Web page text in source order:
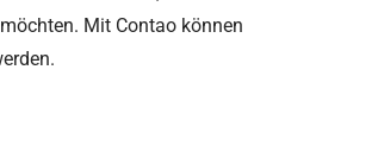
Mit Contao können